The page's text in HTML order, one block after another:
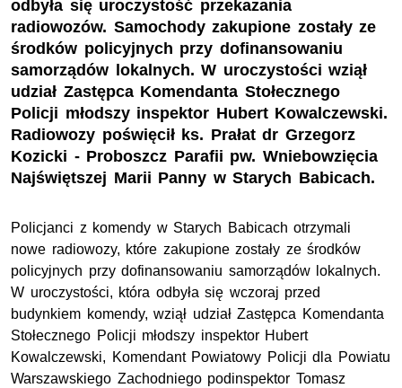
odbyła się uroczystość przekazania
radiowozów. Samochody zakupione zostały ze
środków policyjnych przy dofinansowaniu
samorządów lokalnych. W uroczystości wziął
udział Zastępca Komendanta Stołecznego
Policji młodszy inspektor Hubert Kowalczewski.
Radiowozy poświęcił ks. Prałat dr Grzegorz
Kozicki - Proboszcz Parafii pw. Wniebowzięcia
Najświętszej Marii Panny w Starych Babicach.
Policjanci z komendy w Starych Babicach otrzymali
nowe radiowozy, które zakupione zostały ze środków
policyjnych przy dofinansowaniu samorządów lokalnych.
W uroczystości, która odbyła się wczoraj przed
budynkiem komendy, wziął udział Zastępca Komendanta
Stołecznego Policji młodszy inspektor Hubert
Kowalczewski, Komendant Powiatowy Policji dla Powiatu
Warszawskiego Zachodniego podinspektor Tomasz